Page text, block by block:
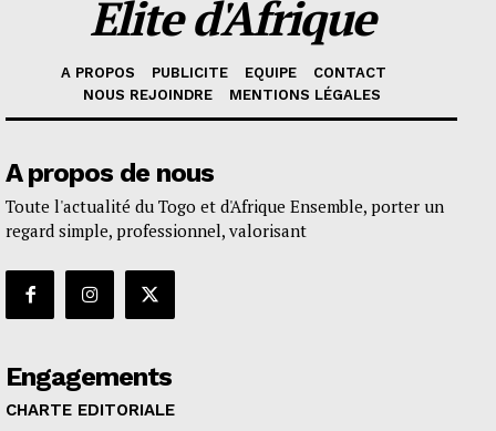
Elite d'Afrique
A PROPOS PUBLICITE EQUIPE
CONTACT
NOUS REJOINDRE
MENTIONS LÉGALES
A propos de nous
Toute l'actualité du Togo et d'Afrique Ensemble, porter un
regard simple, professionnel, valorisant
Engagements
CHARTE EDITORIALE